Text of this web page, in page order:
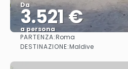
Da
3.521 €
a persona
PARTENZA:Roma
DESTINAZIONE:Maldive